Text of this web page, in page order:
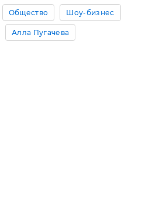
Общество Шоу-бизнес
Алла Пугачева